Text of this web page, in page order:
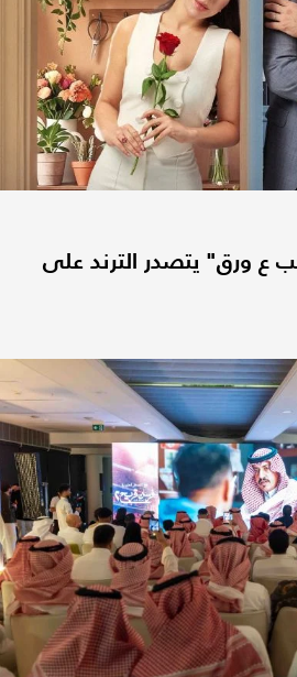
يتصدر الترند على